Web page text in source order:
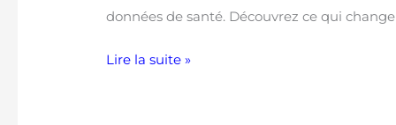
données de santé. Découvrez ce qui
Lire la suite »